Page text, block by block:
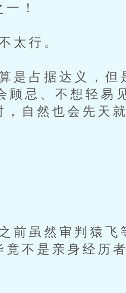
！
太行。
占据达义，但
忌、不想轻易
自然也会先天
虽然审判猿飞
不是亲身经历